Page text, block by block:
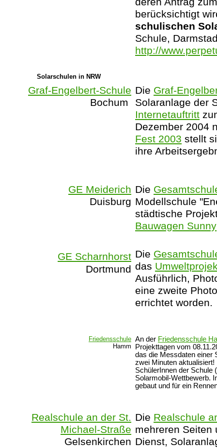
berücksichtigt
schulischen
Schule,
http://
Solarschulen in NRW
Graf-Engelbert-Schule
Bochum
Die Graf-
Solaranlage der
Internetauftritt
Dezember 2004
Fest 2003 stellt
ihre
GE Meiderich
Duisburg
Die
Modellschule
städtische
Bauwagen Sunny
GE Scharnhorst
Dortmund
Die
das
Ausführlich,
eine zweite
errichtet worden.
Friedensschule
Hamm
An der Friedensschule
Projekttagen vom
das die Messdaten einer
zwei Minuten aktualisiert!
SchülerInnen der Schule
Solarmobil-Wettbewerb.
gebaut und für ein
Realschule an der St.
Michael-Straße
Gelsenkirchen
Die Realschule
mehreren
Dienst,